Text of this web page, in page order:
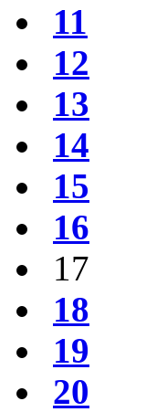
11
12
13
14
15
16
17
18
19
20